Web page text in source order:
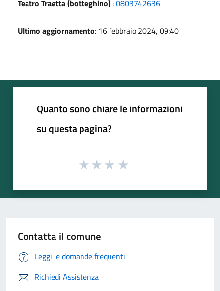
Teatro Traetta (botteghino) :0803742636
Ultimo aggiornamento: 16 febbraio 2024, 09:40
Quanto sono chiare le informazioni
su questa pagina?
Contatta il comune
Leggi le domande frequenti
Richiedi Assistenza